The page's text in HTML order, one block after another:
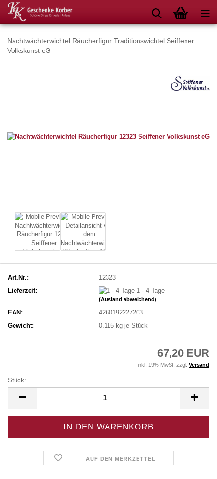
Nachtwächterwichtel Räucherfigur Traditionswichtel Seiffener
Volkskunst eG
Art.Nr.:
12323
Lieferzeit:
1 - 4 Tage
(Ausland abweichend)
EAN:
4260192227203
Gewicht:
0.115 kg je Stück
67,20 EUR
inkl. 19% MwSt. zzgl. Versand
Stück:
AUF DEN MERKZETTEL